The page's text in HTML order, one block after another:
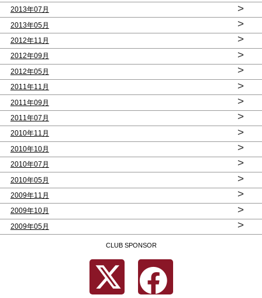
2013年07月 >
2013年05月 >
2012年11月 >
2012年09月 >
2012年05月 >
2011年11月 >
2011年09月 >
2011年07月 >
2010年11月 >
2010年10月 >
2010年07月 >
2010年05月 >
2009年11月 >
2009年10月 >
2009年05月 >
CLUB SPONSOR